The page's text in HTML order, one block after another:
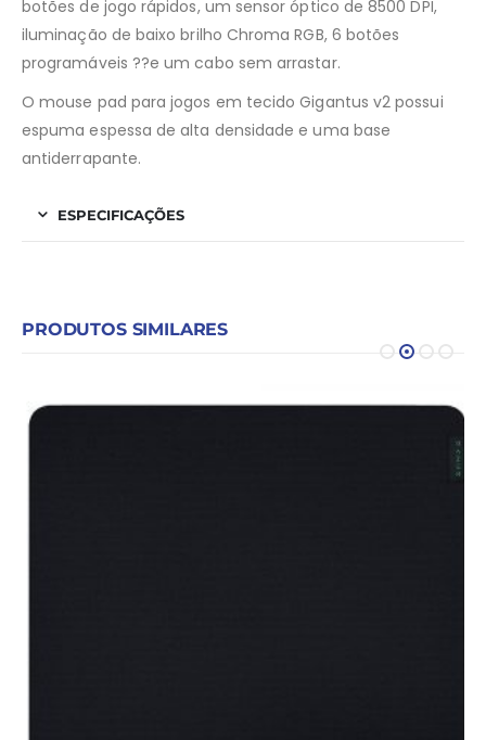
botões de jogo rápidos, um sensor óptico de 8500 DPI,
iluminação de baixo brilho Chroma RGB, 6 botões
programáveis ??e um cabo sem arrastar.
O mouse pad para jogos em tecido Gigantus v2 possui
espuma espessa de alta densidade e uma base
antiderrapante.
ESPECIFICAÇÕES
PRODUTOS SIMILARES